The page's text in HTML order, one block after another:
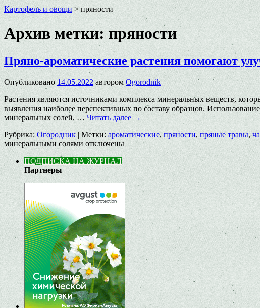
Картофель и овощи > пряности
Архив метки: пряности
Пряно-ароматические растения помогают
Опубликовано 14.05.2022 автором Ogorodnik
Растения являются источниками комплекса минеральных веществ,
выявления наиболее перспективных по составу образцов.
минеральных солей, … Читать далее →
Рубрика: Огородник | Метки: ароматические,пряности,пряные травы,
минеральными солями отключены
ПОДПИСКА НА ЖУРНАЛ
Партнеры